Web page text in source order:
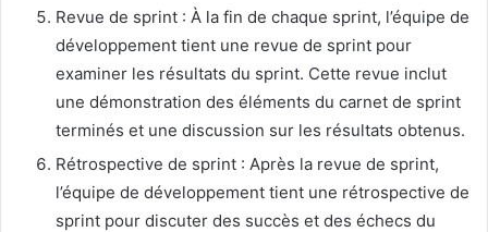
Revue de sprint : À la fin de chaque sprint, l’équipe de
développement tient une revue de sprint pour
examiner les résultats du sprint. Cette revue inclut
une démonstration des éléments du carnet de sprint
terminés et une discussion sur les résultats obtenus.
Rétrospective de sprint : Après la revue de sprint,
l’équipe de développement tient une rétrospective de
sprint pour discuter des succès et des échecs du